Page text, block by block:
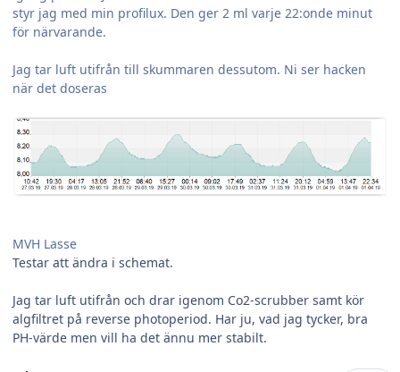
styr jag med min profilux. Den ger 2 ml varje 22:onde minut
för närvarande.
Jag tar luft utifrån till skummaren dessutom. Ni ser hacken
när det doseras
MVH Lasse
Testar att ändra i schemat.
Jag tar luft utifrån och drar igenom Co2-scrubber samt kör
algfiltret på reverse photoperiod. Har ju, vad jag tycker, bra
PH-värde men vill ha det ännu mer stabilt.